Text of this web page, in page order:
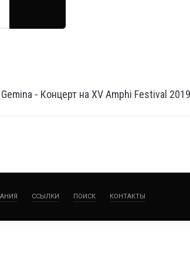
- Концерт на XV Amphi Festival
ССЫЛКИ ПОИСК КОНТАКТЫ